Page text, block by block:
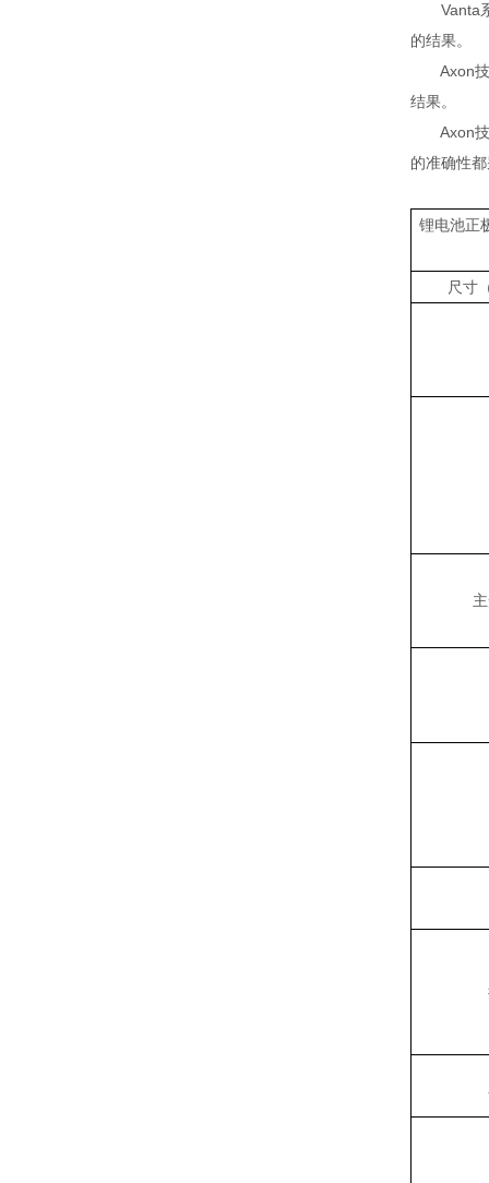
Vanta系
的结果。
Axon技
结果。
Axon技
的准确性
锂电池正
尺寸